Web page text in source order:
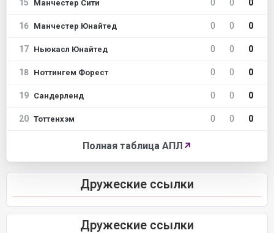
15 Манчестер Сити 0 0 0
16 Манчестер Юнайтед 0 0 0
17 Ньюкасл Юнайтед 0 0 0
18 Ноттингем Форест 0 0 0
19 Сандерленд 0 0 0
20 Тоттенхэм 0 0 0
Полная таблица АПЛ ↗
Дружеские ссылки
Дружеские ссылки